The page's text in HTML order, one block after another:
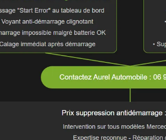
Un diagnostic professionnel avec
La suppression d’antidémarrage doit
Une intervention rapide évite